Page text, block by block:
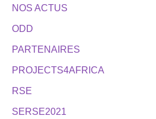
NOS ACTUS
ODD
PARTENAIRES
PROJECTS4AFRICA
RSE
SERSE2021